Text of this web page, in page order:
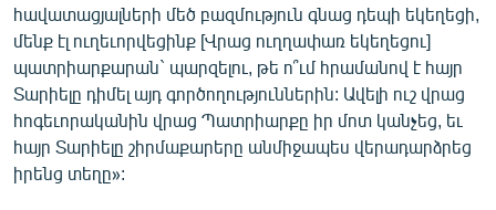
English
Русский
ՀԵՏԵՎԵՔ ՄԵԶ
հավատացյալների մեծ բազմություն գնաց դեպի եկեղեցի,
մենք էլ ուղեւորվեցինք [Վրաց ուղղափառ եկեղեցու]
պատրիարքարան` պարզելու, թե ո՞ւմ հրամանով է հայր
Տարիելը դիմել այդ գործողություններին: Ավելի ուշ վրաց
հոգեւորականին վրաց Պատրիարքը իր մոտ կանչեց, եւ
հայր Տարիելը շիրմաքարերը անմիջապես վերադարձրեց
իրենց տեղը»: